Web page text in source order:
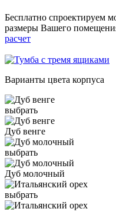
Бесплатно спроектируем
размеры Вашего
расчет
Варианты цвета корпуса
выбрать
Дуб венге
выбрать
Дуб молочный
выбрать